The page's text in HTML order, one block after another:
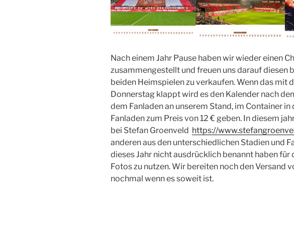
Nach einem Jahr Pause haben wir wieder einen
zusammengestellt und freuen uns darauf diesen
beiden Heimspielen zu verkaufen. Wenn das mit
Donnerstag klappt wird es den Kalender nach
dem Fanladen an unserem Stand, im Container in
Fanladen zum Preis von 12 € geben. In diesem
bei Stefan Groenveld https://
anderen aus den unterschiedlichen Stadien und
dieses Jahr nicht ausdrücklich benannt haben für
Fotos zu nutzen. Wir bereiten noch den Versand
nochmal wenn es soweit ist.